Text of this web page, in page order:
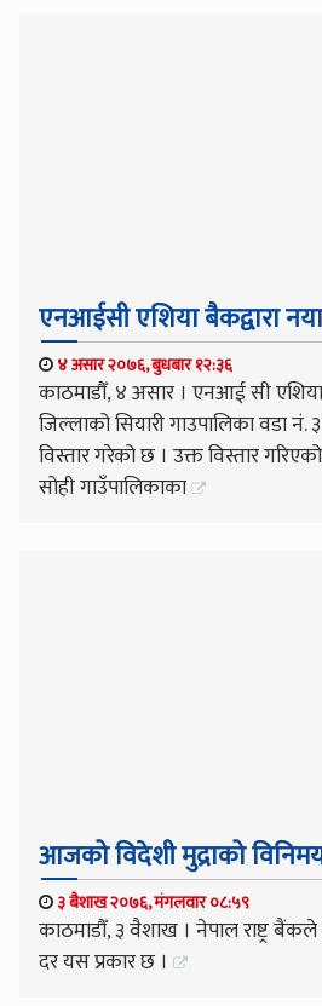
एनआईसी एशिया बैकद्वारा
४ असार २०७६, बुधबार १२:३६
काठमाडौँ, ४ असार । एनआई सी
जिल्लाको सियारी गाउपालिका वडा नं.
विस्तार गरेको छ । उक्त विस्तार
सोही गाउँपालिकाका
आजको विदेशी मुद्राको
३ बैशाख २०७६, मंगलवार ०८:५९
काठमाडौँ, ३ वैशाख । नेपाल राष्ट्र
दर यस प्रकार छ ।